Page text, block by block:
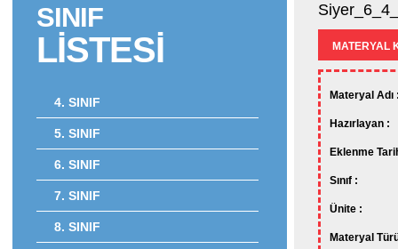
SINIF
LİSTESİ
4. SINIF
5. SINIF
6. SINIF
7. SINIF
8. SINIF
MATERYAL
Materyal Adı
Hazırlayan :
Eklenme
Sınıf :
Ünite :
Materyal